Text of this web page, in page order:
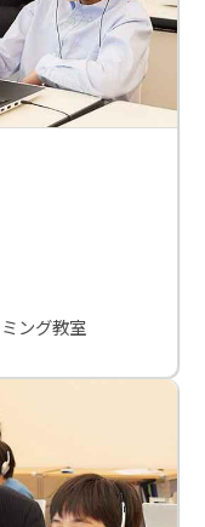
ング教室